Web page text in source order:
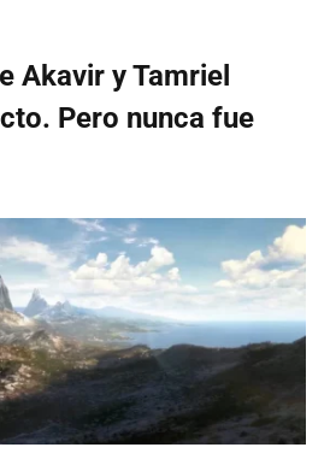
Akavir y Tamriel
Pero nunca fue